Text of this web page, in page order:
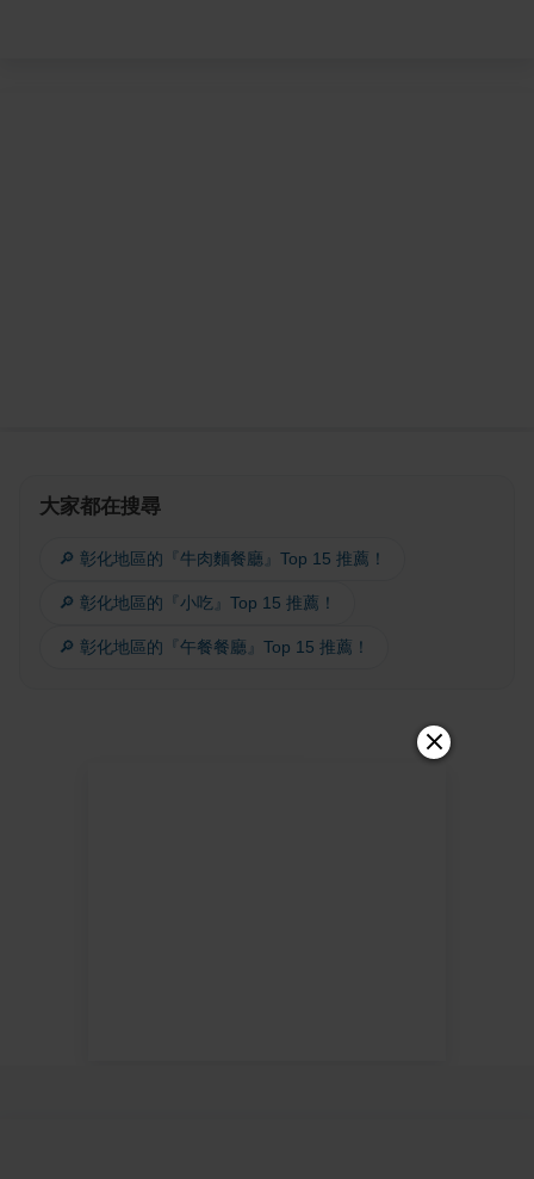
大家都在搜尋
🔎 彰化地區的『牛肉麵餐廳』Top 15 推薦！
🔎 彰化地區的『小吃』Top 15 推薦！
🔎 彰化地區的『午餐餐廳』Top 15 推薦！